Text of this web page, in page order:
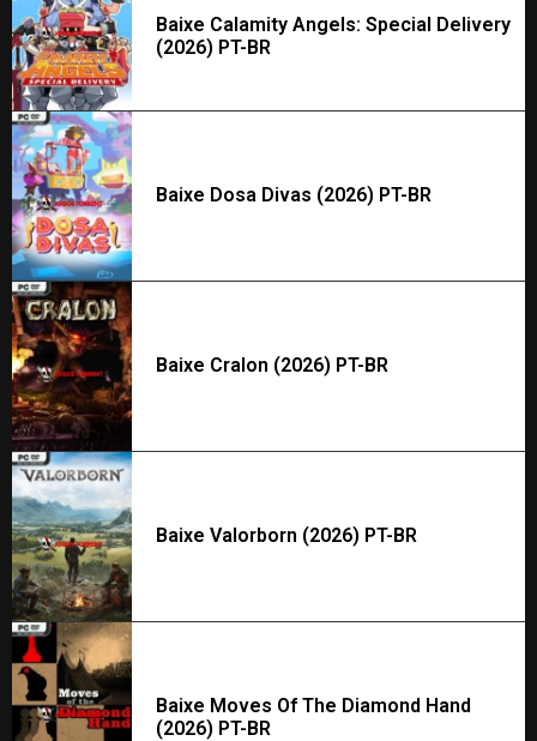
Baixe Calamity Angels: Special Delivery
(2026) PT-BR
Baixe Dosa Divas (2026) PT-BR
Baixe Cralon (2026) PT-BR
Baixe Valorborn (2026) PT-BR
Baixe Moves Of The Diamond Hand
(2026) PT-BR